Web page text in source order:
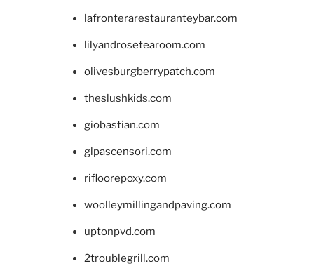
lafronterarestauranteybar.com
lilyandrosetearoom.com
olivesburgberrypatch.com
theslushkids.com
giobastian.com
glpascensori.com
rifloorepoxy.com
woolleymillingandpaving.com
uptonpvd.com
2troublegrill.com